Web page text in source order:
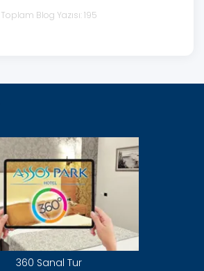
Toplam Blog Yazısı: 195
360 Sanal Tur